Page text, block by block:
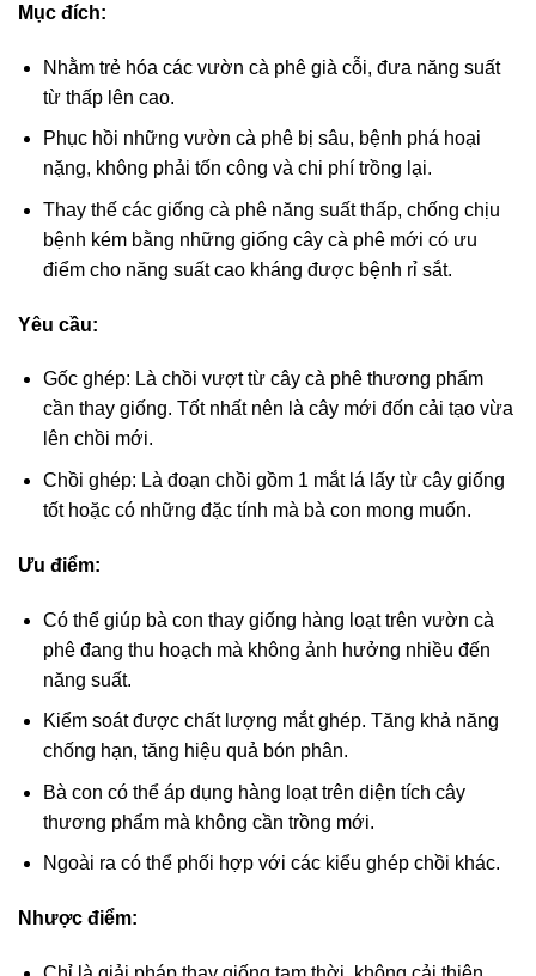
Mục đích:
Nhằm trẻ hóa các vườn cà phê già cỗi, đưa năng suất
từ thấp lên cao.
Phục hồi những vườn cà phê bị sâu, bệnh phá hoại
nặng, không phải tốn công và chi phí trồng lại.
Thay thế các giống cà phê năng suất thấp, chống chịu
bệnh kém bằng những giống cây cà phê mới có ưu
điểm cho năng suất cao kháng được bệnh rỉ sắt.
Yêu cầu:
Gốc ghép: Là chồi vượt từ cây cà phê thương phẩm
cần thay giống. Tốt nhất nên là cây mới đốn cải tạo vừa
lên chồi mới.
Chồi ghép: Là đoạn chồi gồm 1 mắt lá lấy từ cây giống
tốt hoặc có những đặc tính mà bà con mong muốn.
Ưu điểm:
Có thể giúp bà con thay giống hàng loạt trên vườn cà
phê đang thu hoạch mà không ảnh hưởng nhiều đến
năng suất.
Kiểm soát được chất lượng mắt ghép. Tăng khả năng
chống hạn, tăng hiệu quả bón phân.
Bà con có thể áp dụng hàng loạt trên diện tích cây
thương phẩm mà không cần trồng mới.
Ngoài ra có thể phối hợp với các kiểu ghép chồi khác.
Nhược điểm: